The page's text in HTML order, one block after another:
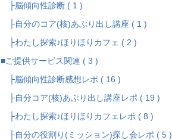
├脳傾向性診断 ( 1 )
├自分のコア(核)あぶり出し講座 ( 1 )
├わたし探索♪ほりほりカフェ ( 2 )
■ご提供サービス関連 ( 3 )
├脳傾向性診断感想レポ ( 16 )
├自分コア(核)あぶり出し講座レポ ( 19 )
├わたし探索♪ほりほりカフェレポ ( 8 )
├自分の役割り(ミッション)探し会レポ ( 5 )